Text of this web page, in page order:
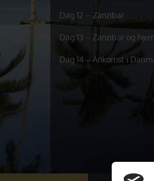
Dag 12 – Zanzibar
Dag 13 – Zanzibar og
Dag 14 – Ankomst i